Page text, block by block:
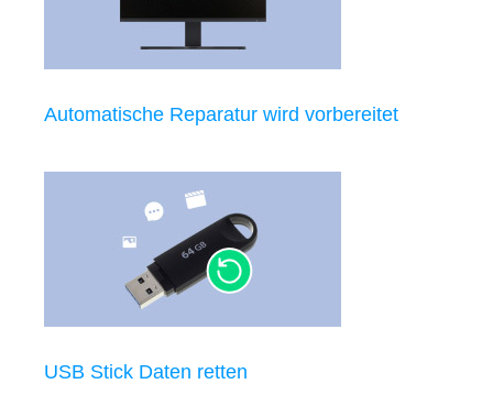
Automatische Reparatur wird vorbereitet
USB Stick Daten retten